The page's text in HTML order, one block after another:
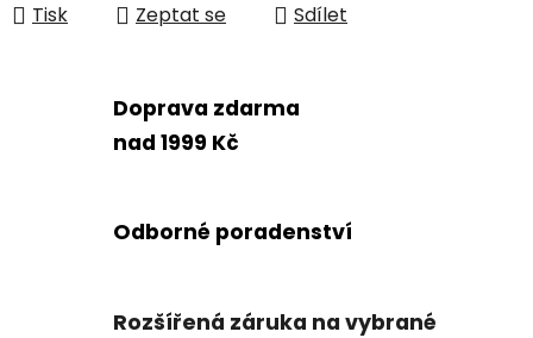
Tisk Zeptat se Sdílet
Doprava zdarma
nad 1999 Kč
Odborné poradenství
Rozšířená záruka na vybrané